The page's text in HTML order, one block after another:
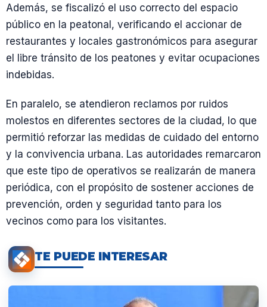
Además, se fiscalizó el uso correcto del espacio
público en la peatonal, verificando el accionar de
restaurantes y locales gastronómicos para asegurar
el libre tránsito de los peatones y evitar ocupaciones
indebidas.
En paralelo, se atendieron reclamos por ruidos
molestos en diferentes sectores de la ciudad, lo que
permitió reforzar las medidas de cuidado del entorno
y la convivencia urbana. Las autoridades remarcaron
que este tipo de operativos se realizarán de manera
periódica, con el propósito de sostener acciones de
prevención, orden y seguridad tanto para los
vecinos como para los visitantes.
TE PUEDE INTERESAR